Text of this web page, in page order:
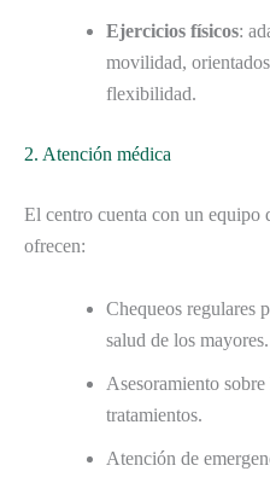
Ejercicios físicos:
movilidad,
flexibilidad.
2. Atención médica
El centro cuenta con un equipo
ofrecen:
Chequeos regulares
salud de los mayores.
Asesoramiento
tratamientos.
Atención de